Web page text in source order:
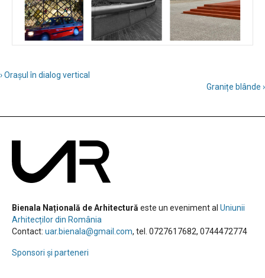
› Orașul în dialog vertical
Granițe blânde ›
Bienala Națională de Arhitectură este un eveniment al Uniunii
Arhitecților din România
Contact: uar.bienala@gmail.com, tel. 0727617682, 0744472774
Sponsori și parteneri